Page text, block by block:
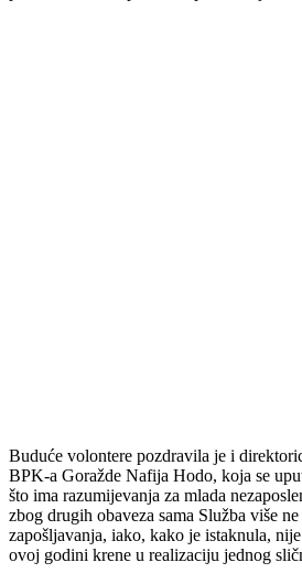
Buduće volontere pozdravila je i
BPK-a Goražde Nafija Hodo, koja se
što ima razumijevanja za mlada